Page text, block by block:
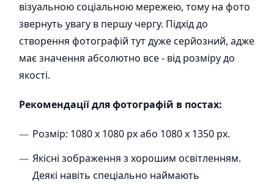
візуальною соціальною мережею, тому на фото
звернуть увагу в першу чергу. Підхід до
створення фотографій тут дуже серйозний, адже
має значення абсолютно все - від розміру до
якості.
Рекомендації для фотографій в постах:
Розмір: 1080 x 1080 px або 1080 x 1350 px.
Якісні зображення з хорошим освітленням.
Деякі навіть спеціально наймають